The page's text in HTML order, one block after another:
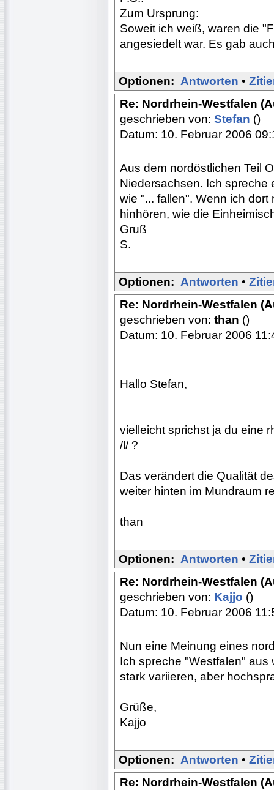
Zum Ursprung:
Soweit ich weiß, waren die
angesiedelt war. Es gab
Optionen: Antworten •
Re: Nordrhein-Westfalen
geschrieben von: Stefan ()
Datum: 10. Februar 2006
Aus dem nordöstlichen Teil
Niedersachsen. Ich spreche
wie "... fallen". Wenn ich
hinhören, wie die
Gruß
S.
Optionen: Antworten •
Re: Nordrhein-Westfalen
geschrieben von: than ()
Datum: 10. Februar 2006
Hallo Stefan,
vielleicht sprichst ja du eine
/l/ ?
Das verändert die Qualität
weiter hinten im Mundraum
than
Optionen: Antworten •
Re: Nordrhein-Westfalen
geschrieben von: Kajjo ()
Datum: 10. Februar 2006
Nun eine Meinung eines
Ich spreche "Westfalen" aus
stark variieren, aber
Grüße,
Kajjo
Optionen: Antworten •
Re: Nordrhein-Westfalen